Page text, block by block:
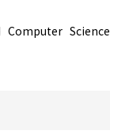
Science